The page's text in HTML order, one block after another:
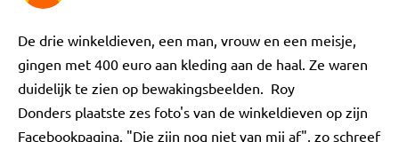
De drie winkeldieven, een man, vrouw en een meisje,
gingen met 400 euro aan kleding aan de haal. Ze waren
duidelijk te zien op bewakingsbeelden. Roy
Donders plaatste zes foto's van de winkeldieven op zijn
Facebookpagina. "Die zijn nog niet van mij af", zo schreef